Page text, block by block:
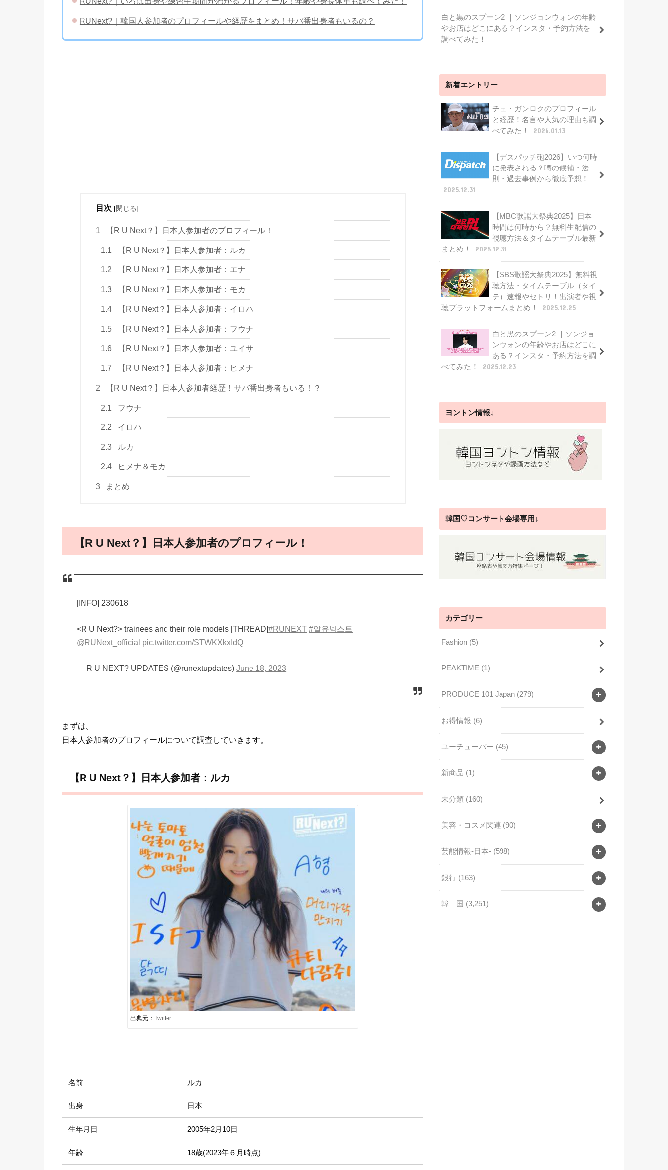
RUNext?｜韓国人参加者のプロフィールや経歴をまとめ！サバ番出身者もいるの？
目次 [閉じる]
1 【R U Next？】日本人参加者のプロフィール！
1.1 【R U Next？】日本人参加者：ルカ
1.2 【R U Next？】日本人参加者：エナ
1.3 【R U Next？】日本人参加者：モカ
1.4 【R U Next？】日本人参加者：イロハ
1.5 【R U Next？】日本人参加者：フウナ
1.6 【R U Next？】日本人参加者：ユイサ
1.7 【R U Next？】日本人参加者：ヒメナ
2 【R U Next？】日本人参加者経歴！サバ番出身者もいる！？
2.1 フウナ
2.2 イロハ
2.3 ルカ
2.4 ヒメナ＆モカ
3 まとめ
【R U Next？】日本人参加者のプロフィール！
[INFO] 230618
<R U Next?> trainees and their role models [THREAD]#RUNEXT #알유넥스트
@RUNext_official pic.twitter.com/STWKXkxIdQ
— R U NEXT? UPDATES (@runextupdates)June 18, 2023
まずは、
日本人参加者のプロフィールについて調査していきます。
【R U Next？】日本人参加者：ルカ
出典元： Twitter
名前 ルカ
出身 日本
生年月日 2005年2月10日
年齢 18歳(2023年６月時点)
白と黒のスプーン2 ｜ソンジョンウォンの年齢
やお店はどこにある？インスタ・予約方法を
調べてみた！
新着エントリー
チェ・ガンロクのプロフィール
と経歴！名言や人気の理由も調
べてみた！
2026.01.13
【デスパッチ砲2026】いつ何時
に発表される？噂の候補・法
則・過去事例から徹底予想！
2025.12.31
【MBC歌謡大祭典2025】日本
時間は何時から？無料生配信の
視聴方法＆タイムテーブル最新
まとめ！
2025.12.31
【SBS歌謡大祭典2025】無料視
聴方法・タイムテーブル（タイ
テ）速報やセトリ！出演者や視
聴プラットフォームまとめ！
2025.12.25
白と黒のスプーン2 ｜ソンジョ
ンウォンの年齢やお店はどこに
ある？インスタ・予約方法を調
べてみた！
2025.12.23
ヨントン情報↓
韓国♡コンサート会場専用↓
カテゴリー
Fashion (5)
PEAKTIME (1)
PRODUCE 101 Japan (279)
お得情報 (6)
ユーチューバー (45)
新商品 (1)
未分類 (160)
美容・コスメ関連 (90)
芸能情報-日本- (598)
銀行 (163)
韓 国 (3,251)